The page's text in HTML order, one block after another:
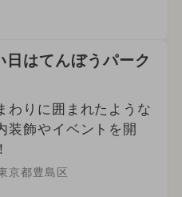
日はてんぼうパーク
わりに囲まれたような
装飾やイベントを開
京都豊島区